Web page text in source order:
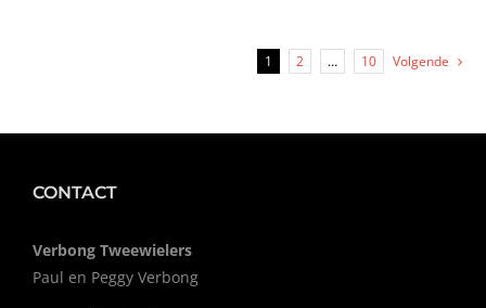
1 2 … 10 Volgende
CONTACT
Verbong Tweewielers
Paul en Peggy Verbong